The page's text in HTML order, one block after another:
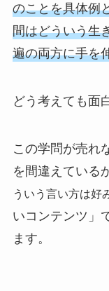
のことを具体例
間はどういう生
遍の両方に手を
どう考えても面
この学問が売れ
を間違えている
ういう言い方は好
いコンテンツ」
ます。